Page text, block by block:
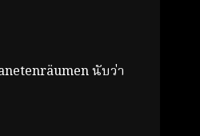
นับว่า